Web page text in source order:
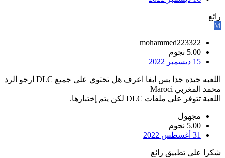
رائع
M
mohammed223322
5.00 نجوم
15 ديسمبر 2022
اللعبه جيده جدا بس ابغا اعرف هل تحتوي على جميع DLC ارجو الرد
محمد المغربي Maroci
اللعبة تتوفر على ملفات DLC لكن يتم إختبارها.
مجهول
5.00 نجوم
31 أغسطس 2022
شكرا على تطبيق رائع